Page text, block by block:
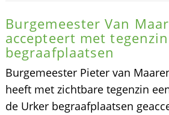
Burgemeester Van
accepteert met
begraafplaatsen
Burgemeester Pieter van
heeft met zichtbare tegenzin
de Urker begraafplaatsen